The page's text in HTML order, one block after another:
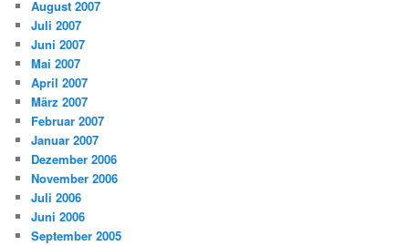
August 2007
Juli 2007
Juni 2007
Mai 2007
April 2007
März 2007
Februar 2007
Januar 2007
Dezember 2006
November 2006
Juli 2006
Juni 2006
September 2005